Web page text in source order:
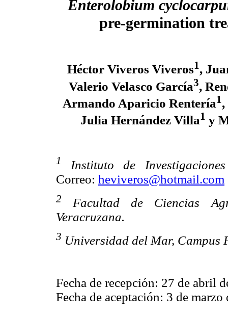
Enterolobium
pre-germination
Héctor Viveros Viveros1,
Valerio Velasco García3,
Armando Aparicio Rentería1
Julia Hernández Villa1 y
1
Instituto de
Correo: heviveros@hotmail.com
2
Facultad de Ciencias
Veracruzana.
3 Universidad del Mar, Campus
Fecha de recepción: 27 de abril
Fecha de aceptación: 3 de marzo